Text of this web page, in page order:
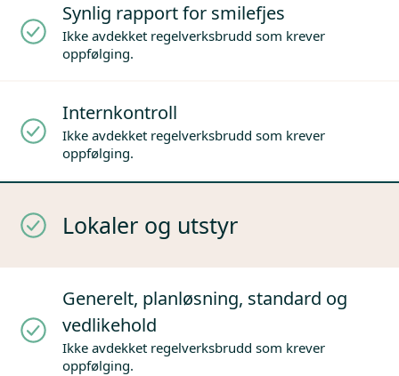
Synlig rapport for smilefjes
Ikke avdekket regelverksbrudd som krever
oppfølging.
Internkontroll
Ikke avdekket regelverksbrudd som krever
oppfølging.
Lokaler og utstyr
Generelt, planløsning, standard og
vedlikehold
Ikke avdekket regelverksbrudd som krever
oppfølging.